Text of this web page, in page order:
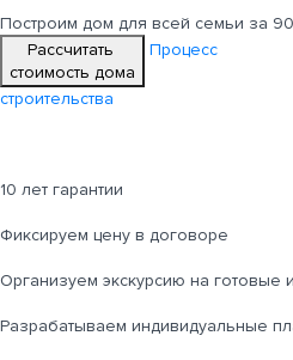
Построим дом для всей семьи за
Рассчитать
стоимость дома
Процесс
строительства
10 лет гарантии
Фиксируем цену в договоре
Организуем экскурсию на готовые
Разрабатываем индивидуальные